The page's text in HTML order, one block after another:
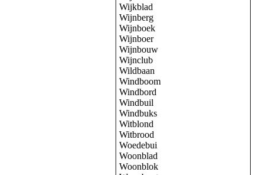
Wijkblad
Wijnberg
Wijnboek
Wijnboer
Wijnbouw
Wijnclub
Wildbaan
Windboom
Windbord
Windbuil
Windbuks
Witblond
Witbrood
Woedebui
Woonblad
Woonblok